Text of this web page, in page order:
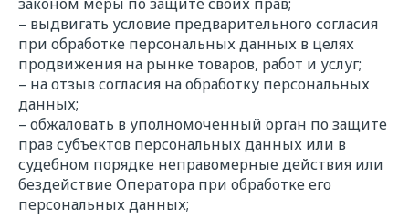
– выдвигать условие предварительного согласия
при обработке персональных данных в целях
продвижения на рынке товаров, работ и услуг;
– на отзыв согласия на обработку персональных
данных;
– обжаловать в уполномоченный орган по защите
прав субъектов персональных данных или в
судебном порядке неправомерные действия или
бездействие Оператора при обработке его
персональных данных;